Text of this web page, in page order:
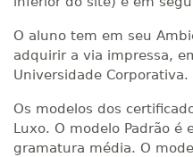
O aluno tem em seu
adquirir a via impressa,
Universidade Corporativa.
Os modelos dos
Luxo. O modelo Padrão é
gramatura média. O